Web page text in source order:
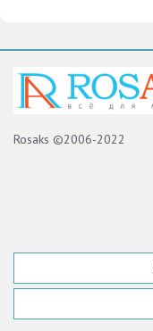
Rosaks ©2006-2022